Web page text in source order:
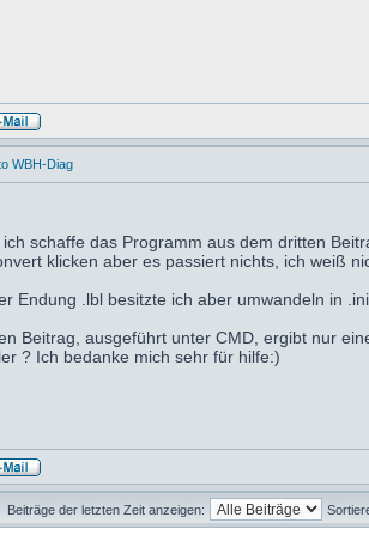
WBH-Diag
schaffe das Programm aus dem dritten
klicken aber es passiert nichts, ich weiß
Endung .lbl besitzte ich aber umwandeln in
Beitrag, ausgeführt unter CMD, ergibt nur
? Ich bedanke mich sehr für hilfe:)
Beiträge der letzten Zeit anzeigen: